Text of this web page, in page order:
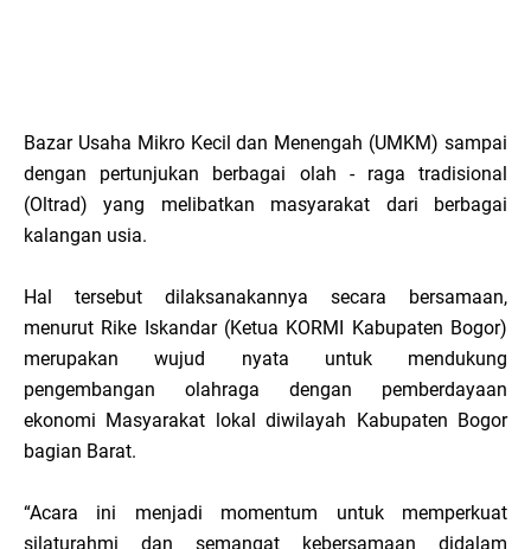
Bazar Usaha Mikro Kecil dan Menengah (UMKM) sampai
dengan pertunjukan berbagai olah - raga tradisional
(Oltrad) yang melibatkan masyarakat dari berbagai
kalangan usia.
Hal tersebut dilaksanakannya secara bersamaan,
menurut Rike Iskandar (Ketua KORMI Kabupaten Bogor)
merupakan wujud nyata untuk mendukung
pengembangan olahraga dengan pemberdayaan
ekonomi Masyarakat lokal diwilayah Kabupaten Bogor
bagian Barat.
“Acara ini menjadi momentum untuk memperkuat
silaturahmi dan semangat kebersamaan didalam